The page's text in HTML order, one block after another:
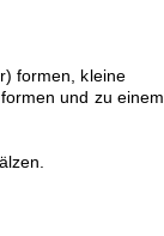
formen, kleine
und zu einem